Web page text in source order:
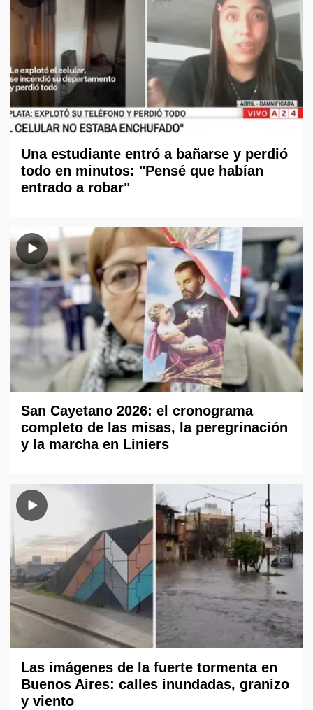
Una estudiante entró a bañarse y perdió
todo en minutos: "Pensé que habían
entrado a robar"
San Cayetano 2026: el cronograma
completo de las misas, la peregrinación
y la marcha en Liniers
Las imágenes de la fuerte tormenta en
Buenos Aires: calles inundadas, granizo
y viento